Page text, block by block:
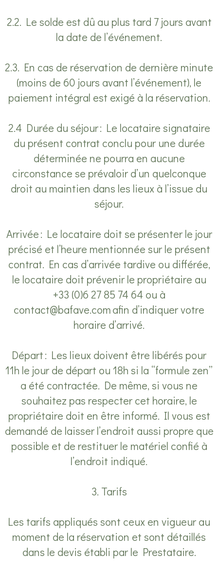
2.2. Le solde est dû au plus tard 7 jours avant
la date de l’événement.
2.3. En cas de réservation de dernière minute
(moins de 60 jours avant l’événement), le
paiement intégral est exigé à la réservation.
2.4 Durée du séjour : Le locataire signataire
du présent contrat conclu pour une durée
déterminée ne pourra en aucune
circonstance se prévaloir d’un quelconque
droit au maintien dans les lieux à l’issue du
séjour.
Arrivée : Le locataire doit se présenter le jour
précisé et l’heure mentionnée sur le présent
contrat. En cas d’arrivée tardive ou différée,
le locataire doit prévenir le propriétaire au
+33 (0)6 27 85 74 64 ou à
contact@bafave.comafin d’indiquer votre
horaire d’arrivé.
Départ : Les lieux doivent être libérés pour
11h le jour de départ ou 18h si la “formule zen”
a été contractée. De même, si vous ne
souhaitez pas respecter cet horaire, le
propriétaire doit en être informé. Il vous est
demandé de laisser l’endroit aussi propre que
possible et de restituer le matériel confié à
l’endroit indiqué.
3. Tarifs
Les tarifs appliqués sont ceux en vigueur au
moment de la réservation et sont détaillés
dans le devis établi par le Prestataire.